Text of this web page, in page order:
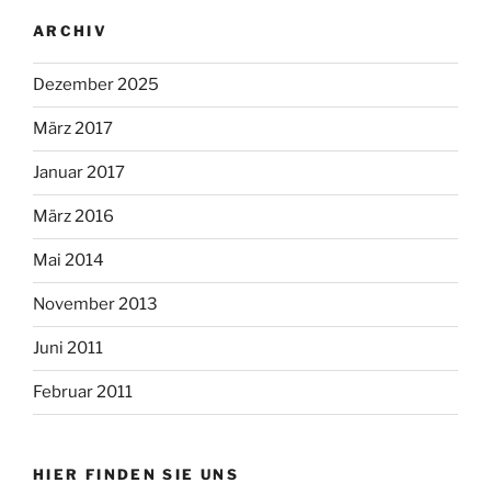
ARCHIV
Dezember 2025
März 2017
Januar 2017
März 2016
Mai 2014
November 2013
Juni 2011
Februar 2011
HIER FINDEN SIE UNS